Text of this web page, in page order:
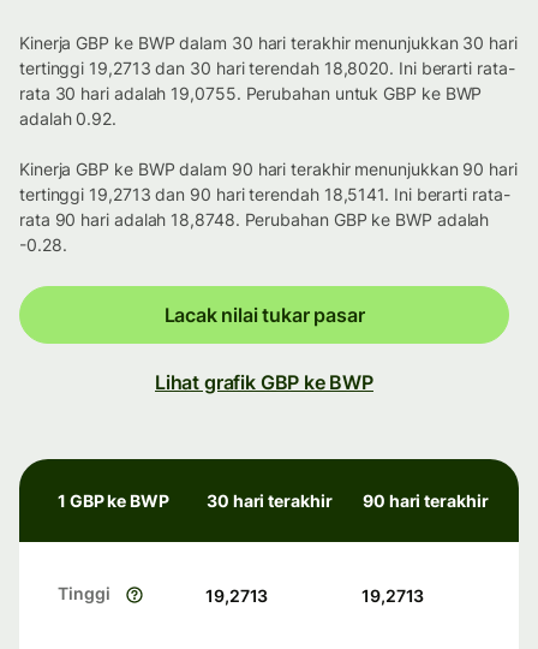
Kinerja GBP ke BWP dalam 30 hari terakhir menunjukkan 30 hari
tertinggi 19,2713 dan 30 hari terendah 18,8020. Ini berarti rata-
rata 30 hari adalah 19,0755. Perubahan untuk GBP ke BWP
adalah 0.92.
Kinerja GBP ke BWP dalam 90 hari terakhir menunjukkan 90 hari
tertinggi 19,2713 dan 90 hari terendah 18,5141. Ini berarti rata-
rata 90 hari adalah 18,8748. Perubahan GBP ke BWP adalah
-0.28.
Lacak nilai tukar pasar
Lihat grafik GBP ke BWP
1 GBP ke BWP 30 hari terakhir 90 hari terakhir
Tinggi 19,2713 19,2713